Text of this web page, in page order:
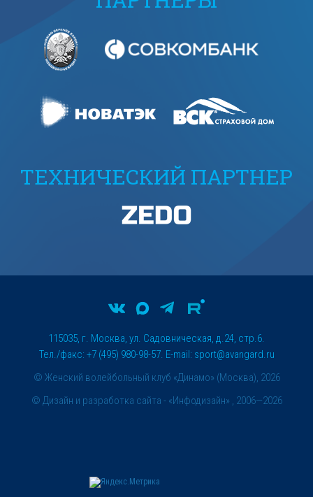
ТЕХНИЧЕСКИЙ ПАРТНЕР
© Женский волейбольный клуб «Динамо» (Москва), 2026
115035, г. Москва, ул. Садовническая, д.24, стр.6.
Тел./факс: +7 (495) 980-98-57. E-mail: sport@avangard.ru
© Дизайн и разработка сайта - «Инфодизайн» , 2006—2026